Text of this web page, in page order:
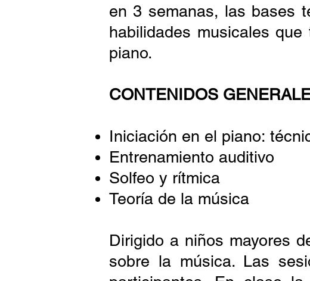
en 3 semanas, las bases
habilidades musicales
piano.
CONTENIDOS
Iniciación en el piano:
Entrenamiento auditivo
Solfeo y rítmica
Teoría de la música
Dirigido a niños mayores
sobre la música. Las